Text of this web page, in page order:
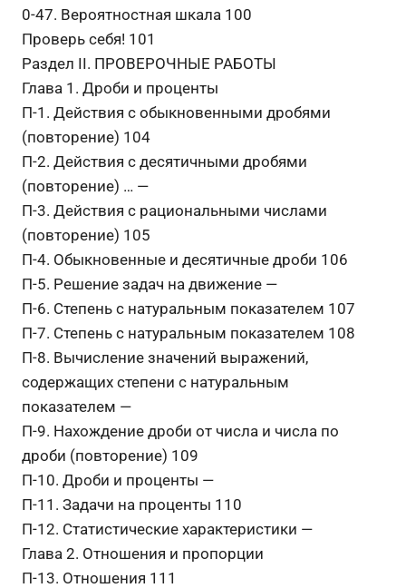
0-47. Вероятностная шкала 100
Проверь себя! 101
Раздел II. ПРОВЕРОЧНЫЕ РАБОТЫ
Глава 1. Дроби и проценты
П-1. Действия с обыкновенными дробями
(повторение) 104
П-2. Действия с десятичными дробями
(повторение) … —
П-3. Действия с рациональными числами
(повторение) 105
П-4. Обыкновенные и десятичные дроби 106
П-5. Решение задач на движение —
П-6. Степень с натуральным показателем 107
П-7. Степень с натуральным показателем 108
П-8. Вычисление значений выражений,
содержащих степени с натуральным
показателем —
П-9. Нахождение дроби от числа и числа по
дроби (повторение) 109
П-10. Дроби и проценты —
П-11. Задачи на проценты 110
П-12. Статистические характеристики —
Глава 2. Отношения и пропорции
П-13. Отношения 111